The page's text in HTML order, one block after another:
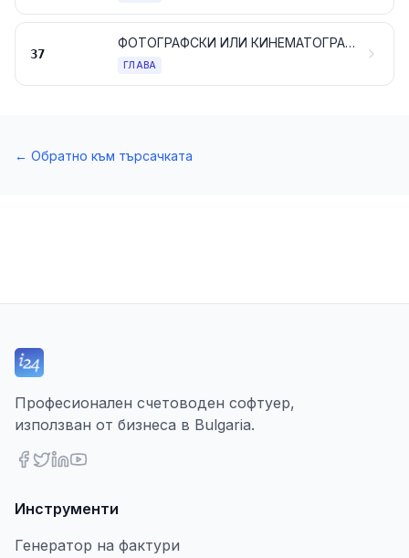
37
ФОТОГРАФСКИ ИЛИ КИНЕМАТОГРАФСКИ ПРОДУКТИ
ГЛАВА
← Обратно към търсачката
Професионален счетоводен софтуер,
използван от бизнеса в Bulgaria.
Инструменти
Генератор на фактури